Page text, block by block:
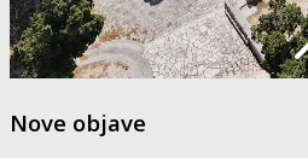
Nove objave